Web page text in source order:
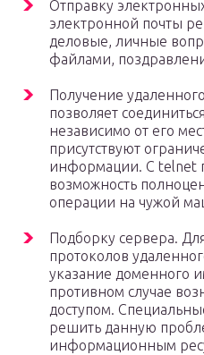
Отправку
электронной почты
деловые, личные
файлами,
Получение
позволяет
независимо от его
присутствуют
информации. С telnet
возможность
операции на чужой
Подборку сервера.
протоколов
указание доменного
противном случае
доступом.
решить данную
информационным